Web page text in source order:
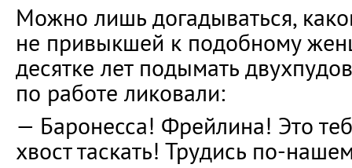
Можно лишь догадываться,
не привыкшей к подобному
десятке лет подымать
по работе ликовали:
— Баронесса! Фрейлина! Это
хвост таскать! Трудись по-